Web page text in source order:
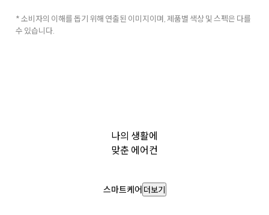
* 소비자의 이해를 돕기 위해 연출된 이미지이며, 제품별 색상 및 스펙은 다를
수 있습니다.
나의 생활에
맞춘 에어컨
스마트케어 더보기